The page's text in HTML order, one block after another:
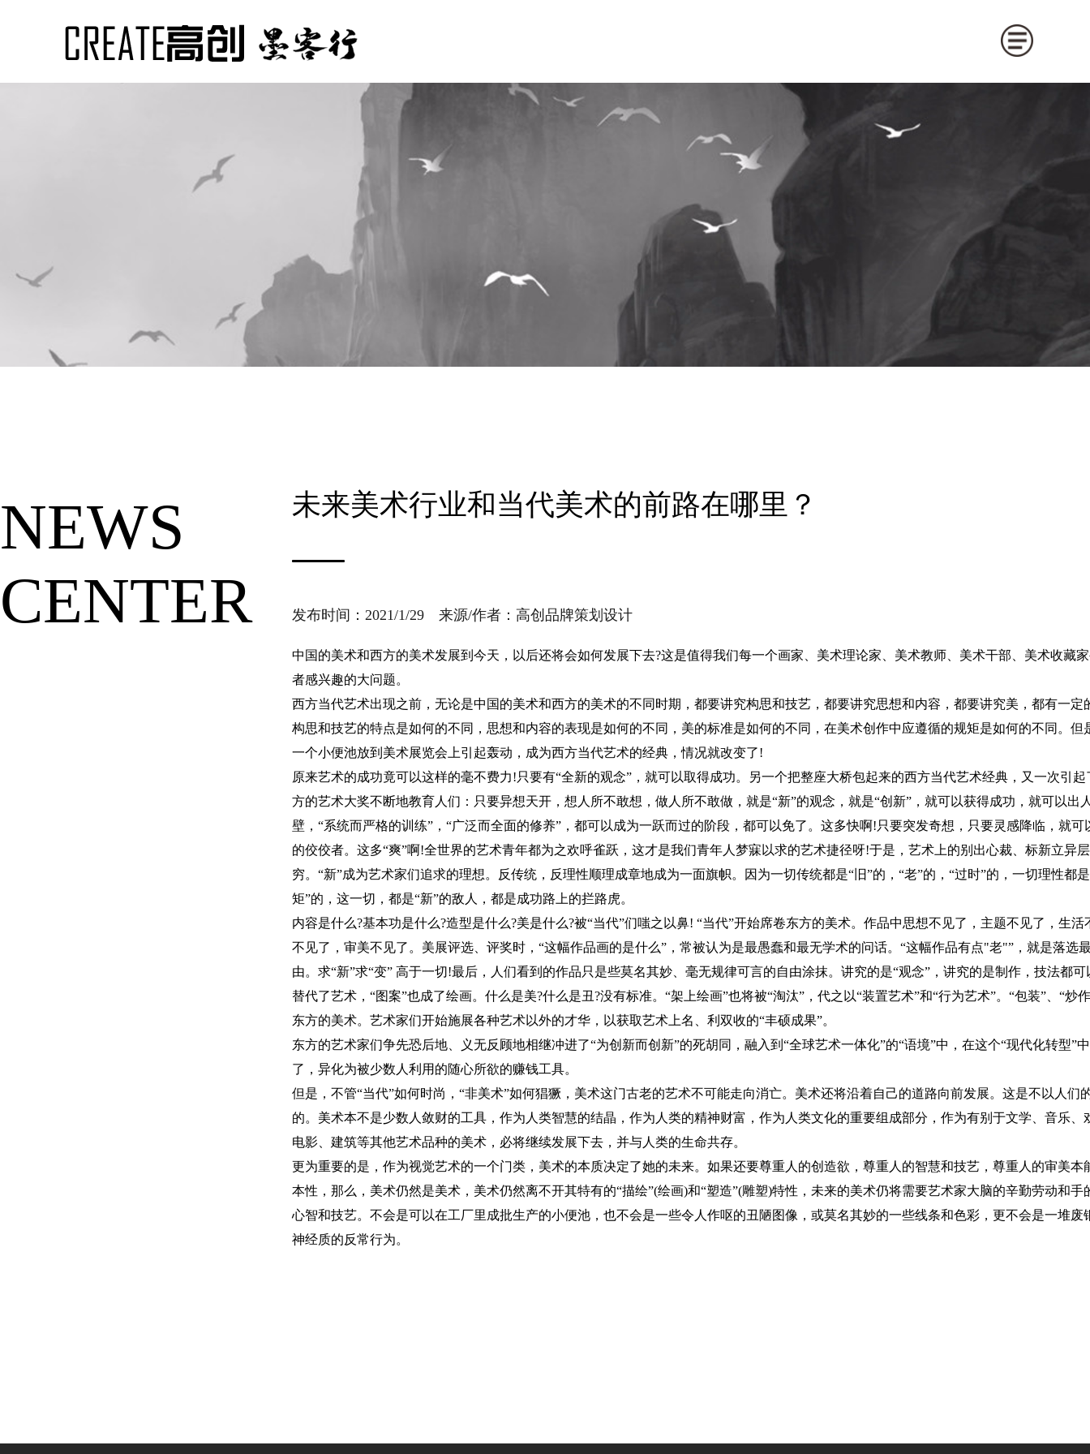
NEWS
CENTER
未来美术行业和当代美术的前路在哪里？
发布时间：2021/1/29 来源/作者：高创品牌策划设计
中国的美术和西方的美术发展到今天，以后还将会如何发展下去?这是值得我们每一个画家、美术理论家、美术教师、美术干部、美术收藏
者感兴趣的大问题。
西方当代艺术出现之前，无论是中国的美术和西方的美术的不同时期，都要讲究构思和技艺，都要讲究思想和内容，都要讲究美，都有一定
构思和技艺的特点是如何的不同，思想和内容的表现是如何的不同，美的标准是如何的不同，在美术创作中应遵循的规矩是如何的不同。但
一个小便池放到美术展览会上引起轰动，成为西方当代艺术的经典，情况就改变了!
原来艺术的成功竟可以这样的毫不费力!只要有“全新的观念”，就可以取得成功。另一个把整座大桥包起来的西方当代艺术经典，又一次引
方的艺术大奖不断地教育人们：只要异想天开，想人所不敢想，做人所不敢做，就是“新”的观念，就是“创新”，就可以获得成功，就可以出
壁，“系统而严格的训练”，“广泛而全面的修养”，都可以成为一跃而过的阶段，都可以免了。这多快啊!只要突发奇想，只要灵感降临，就可
的佼佼者。这多“爽”啊!全世界的艺术青年都为之欢呼雀跃，这才是我们青年人梦寐以求的艺术捷径呀!于是，艺术上的别出心裁、标新立异
穷。“新”成为艺术家们追求的理想。反传统，反理性顺理成章地成为一面旗帜。因为一切传统都是“旧”的，“老”的，“过时”的，一切理性都
矩”的，这一切，都是“新”的敌人，都是成功路上的拦路虎。
内容是什么?基本功是什么?造型是什么?美是什么?被“当代”们嗤之以鼻! “当代”开始席卷东方的美术。作品中思想不见了，主题不见了，生活
不见了，审美不见了。美展评选、评奖时，“这幅作品画的是什么”，常被认为是最愚蠢和最无学术的问话。“这幅作品有点"老"”，就是落选
由。求“新”求“变” 高于一切!最后，人们看到的作品只是些莫名其妙、毫无规律可言的自由涂抹。讲究的是“观念”，讲究的是制作，技法都
替代了艺术，“图案”也成了绘画。什么是美?什么是丑?没有标准。“架上绘画”也将被“淘汰”，代之以“装置艺术”和“行为艺术”。“包装”、“炒
东方的美术。艺术家们开始施展各种艺术以外的才华，以获取艺术上名、利双收的“丰硕成果”。
东方的艺术家们争先恐后地、义无反顾地相继冲进了“为创新而创新”的死胡同，融入到“全球艺术一体化”的“语境”中，在这个“现代化转型”
了，异化为被少数人利用的随心所欲的赚钱工具。
但是，不管“当代”如何时尚，“非美术”如何猖獗，美术这门古老的艺术不可能走向消亡。美术还将沿着自己的道路向前发展。这是不以人们
的。美术本不是少数人敛财的工具，作为人类智慧的结晶，作为人类的精神财富，作为人类文化的重要组成部分，作为有别于文学、音乐、
电影、建筑等其他艺术品种的美术，必将继续发展下去，并与人类的生命共存。
更为重要的是，作为视觉艺术的一个门类，美术的本质决定了她的未来。如果还要尊重人的创造欲，尊重人的智慧和技艺，尊重人的审美本
本性，那么，美术仍然是美术，美术仍然离不开其特有的“描绘”(绘画)和“塑造”(雕塑)特性，未来的美术仍将需要艺术家大脑的辛勤劳动和手
心智和技艺。不会是可以在工厂里成批生产的小便池，也不会是一些令人作呕的丑陋图像，或莫名其妙的一些线条和色彩，更不会是一堆废
神经质的反常行为。